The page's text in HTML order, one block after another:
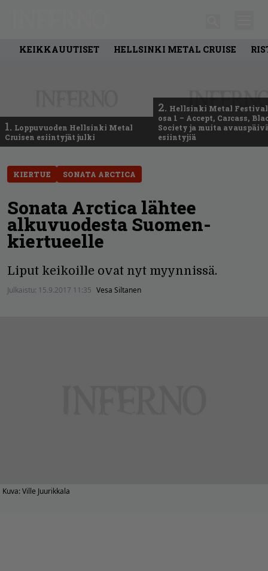
KEIKKAUUTISET HELLSINKI METAL CRUISE
1. Loppuvuoden Hellsinki Metal
Cruisen esiintyjät julki
2. Hellsinki Metal
osa 1 – Accept, Carcass,
Society ja muita
esiintyjiä
KIERTUE SONATA ARCTICA
Sonata Arctica lähtee
alkuvuodesta Suomen-
kiertueelle
Liput keikoille ovat nyt myynnissä.
Julkaistu: 15.9.2017 11:35 Vesa Siltanen
Kuva: Ville Juurikkala